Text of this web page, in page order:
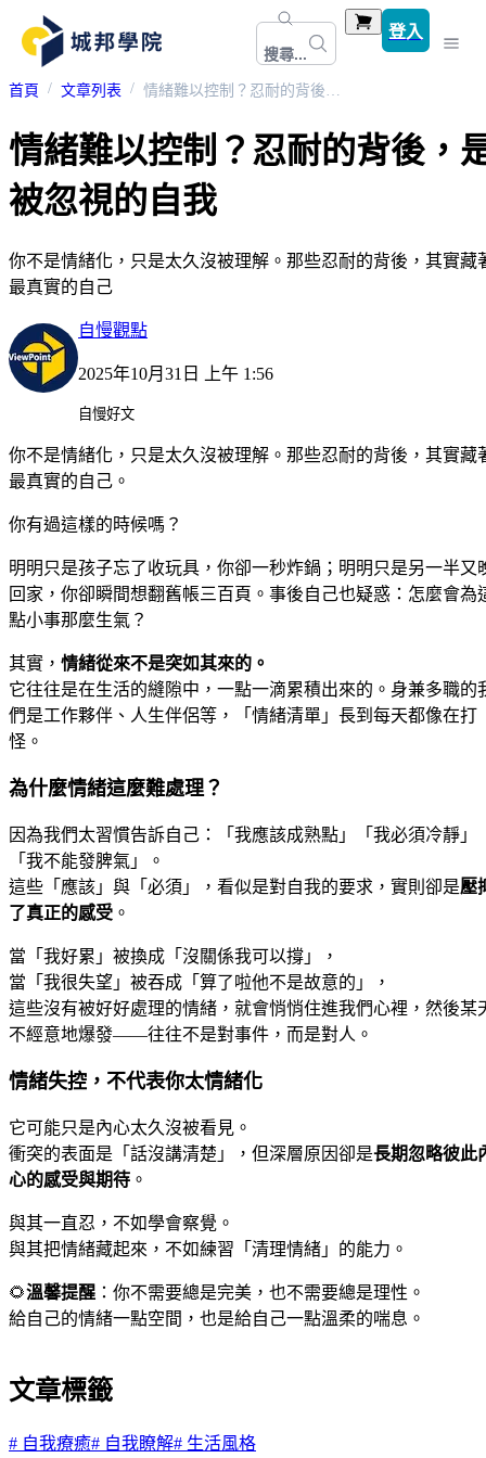
搜尋...
登入
首頁 文章列表 情緒難以控制？忍耐的背後，是被忽視的自我
情緒難以控制？忍耐的背後，
被忽視的自我
你不是情緒化，只是太久沒被理解。那些忍耐的背後，其實藏
最真實的自己
自慢觀點
2025年10月31日 上午 1:56
自慢好文
你不是情緒化，只是太久沒被理解。那些忍耐的背後，其實藏
最真實的自己。
你有過這樣的時候嗎？
明明只是孩子忘了收玩具，你卻一秒炸鍋；明明只是另一半又
回家，你卻瞬間想翻舊帳三百頁。事後自己也疑惑：怎麼會為
點小事那麼生氣？
其實， 情緒從來不是突如其來的。
它往往是在生活的縫隙中，一點一滴累積出來的。身兼多職的
們是工作夥伴、人生伴侶等，「情緒清單」長到每天都像在打
怪。
為什麼情緒這麼難處理？
因為我們太習慣告訴自己：「我應該成熟點」「我必須冷靜」
「我不能發脾氣」。
這些「應該」與「必須」，看似是對自我的要求，實則卻是壓
了真正的感受 。
當「我好累」被換成「沒關係我可以撐」，
當「我很失望」被吞成「算了啦他不是故意的」，
這些沒有被好好處理的情緒，就會悄悄住進我們心裡，然後某
不經意地爆發——往往不是對事件，而是對人。
情緒失控，不代表你太情緒化
它可能只是內心太久沒被看見。
衝突的表面是「話沒講清楚」，但深層原因卻是長期忽略彼此
心的感受與期待 。
與其一直忍，不如學會察覺。
與其把情緒藏起來，不如練習「清理情緒」的能力。
🌻溫馨提醒 ：你不需要總是完美，也不需要總是理性。
給自己的情緒一點空間，也是給自己一點溫柔的喘息。
文章標籤
# 自我療癒# 自我瞭解# 生活風格